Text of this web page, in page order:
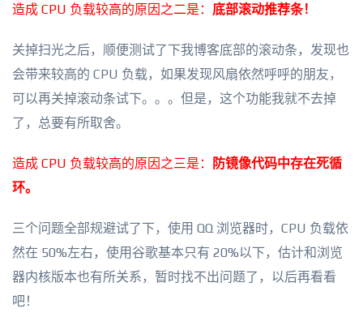
造成 CPU 负载较高的原因之二是： 底部滚动推荐条！
关掉扫光之后，顺便测试了下我博客底部的滚动条，发现也
会带来较高的 CPU 负载，如果发现风扇依然呼呼的朋友，
可以再关掉滚动条试下。。。但是，这个功能我就不去掉
了，总要有所取舍。
造成 CPU 负载较高的原因之三是：
防镜像代码中存在死循
环。
三个问题全部规避试了下，使用 QQ 浏览器时，CPU 负载依
然在 50%左右，使用谷歌基本只有 20%以下，估计和浏览
器内核版本也有所关系，暂时找不出问题了，以后再看看
吧！